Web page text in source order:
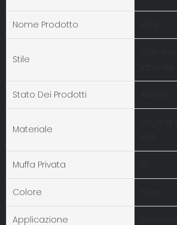
Nome Prodotto
Stile
Stato Dei Prodotti
Materiale
Muffa Privata
Colore
Applicazione